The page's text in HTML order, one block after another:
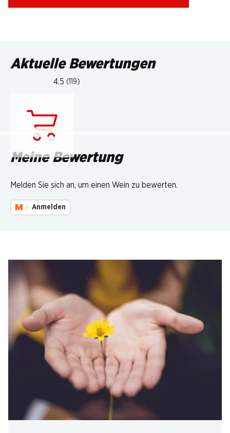
Aktuelle Bewertungen
4.5 (119)
Meine Bewertung
Melden Sie sich an, um einen Wein zu bewerten.
Anmelden